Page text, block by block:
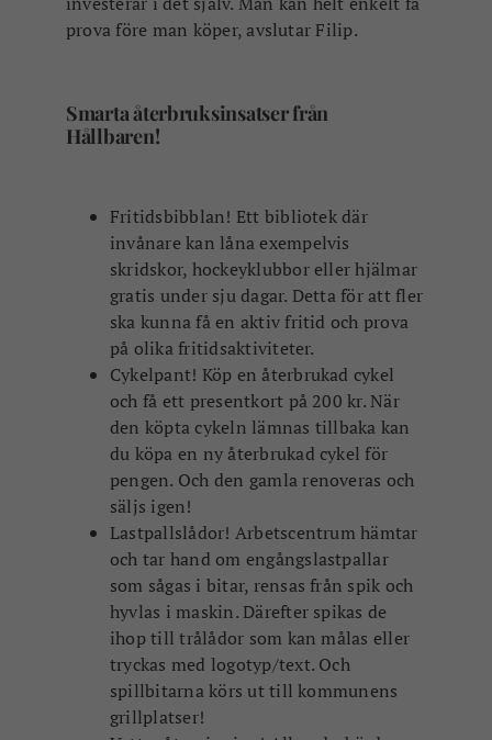
prova före man köper, avslutar Filip.
Smarta återbruksinsatser från
Hållbaren!
Fritidsbibblan! Ett bibliotek där
invånare kan låna exempelvis
skridskor, hockeyklubbor eller hjälmar
gratis under sju dagar. Detta för att fler
ska kunna få en aktiv fritid och prova
på olika fritidsaktiviteter.
Cykelpant! Köp en återbrukad cykel
och få ett presentkort på 200 kr. När
den köpta cykeln lämnas tillbaka kan
du köpa en ny återbrukad cykel för
pengen. Och den gamla renoveras och
säljs igen!
Lastpallslådor! Arbetscentrum hämtar
och tar hand om engångslastpallar
som sågas i bitar, rensas från spik och
hyvlas i maskin. Därefter spikas de
ihop till trålådor som kan målas eller
tryckas med logotyp/text. Och
spillbitarna körs ut till kommunens
grillplatser!